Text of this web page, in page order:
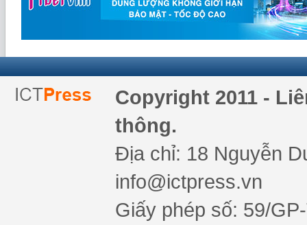
Copyright 2011 -
thông.
Địa chỉ: 18 Nguyễn
info@ictpress.vn
Giấy phép số: 59/